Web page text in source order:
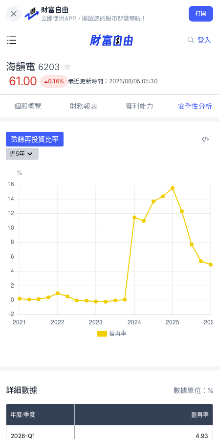
財富自由
立即使用APP，開啟您的股市智慧導航！
打開
登入
61.00
0.16%
海韻電 6203
61.00 0.16% 最近更新時間： 2026/08/05 05:30
個股概覽 財務報表 獲利能力 安全性分析
盈餘再投資比率
近5年
盈再率
詳細數據 數據單位：%
年度/季度 盈再率
2026-Q1 4.93